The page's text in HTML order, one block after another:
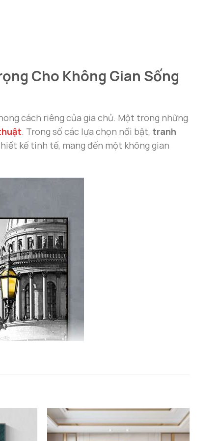
Cho Không Gian Sống
cách riêng của gia chủ. Một trong những
. Trong số các lựa chọn nổi bật, tranh
kế tinh tế, mang đến một không gian